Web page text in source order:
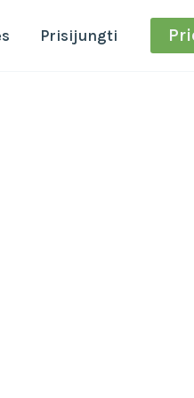
Prisijungti